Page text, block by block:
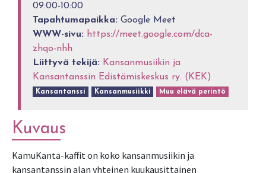
09:00-10:00
Tapahtumapaikka: Google Meet
WWW-sivu: https://meet.google.com/dca-
zhqo-nhh
Liittyvä tekijä: Kansanmusiikin ja
Kansantanssin Edistämiskeskus ry. (KEK)
Kansantanssi Kansanmusiikki Muu elävä perintö
Kuvaus
KamuKanta-kaffit on koko kansanmusiikin ja
kansantanssin alan yhteinen kuukausittainen